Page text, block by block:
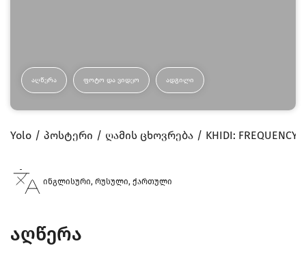
ᲐᲦᲬᲔᲠᲐ ᲤᲝᲢᲝ ᲓᲐ ᲕᲘᲓᲔᲝ ᲐᲓᲒᲘᲚᲘ
Yolo პოსტერი ღამის ცხოვრება KHIDI: FREQUENCY
ინგლისური, რუსული, ქართული
აღწერა